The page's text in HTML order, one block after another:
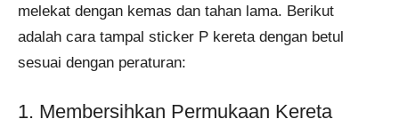
melekat dengan kemas dan tahan lama. Berikut
adalah cara tampal sticker P kereta dengan betul
sesuai dengan peraturan:
1. Membersihkan Permukaan Kereta